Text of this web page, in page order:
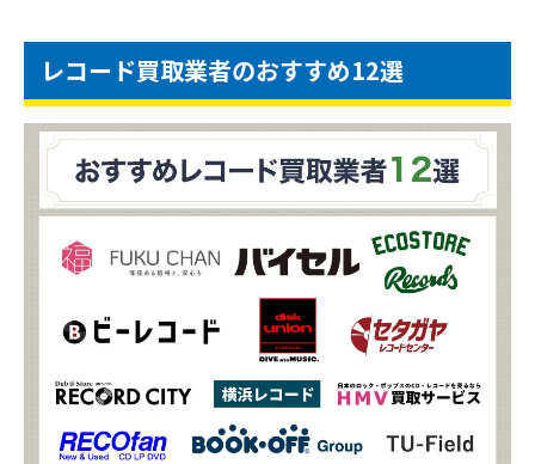
レコード買取業者のおすすめ12選